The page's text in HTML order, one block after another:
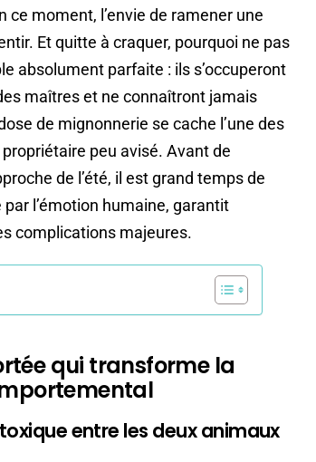
ce moment, l’envie de ramener une
Et quitte à craquer, pourquoi ne pas
absolument parfaite : ils s’occuperont
maîtres et ne connaîtront jamais
de mignonnerie se cache l’une des
peu avisé. Avant de
de l’été, il est grand temps de
l’émotion humaine, garantit
complications majeures.
qui transforme la
entre les deux animaux